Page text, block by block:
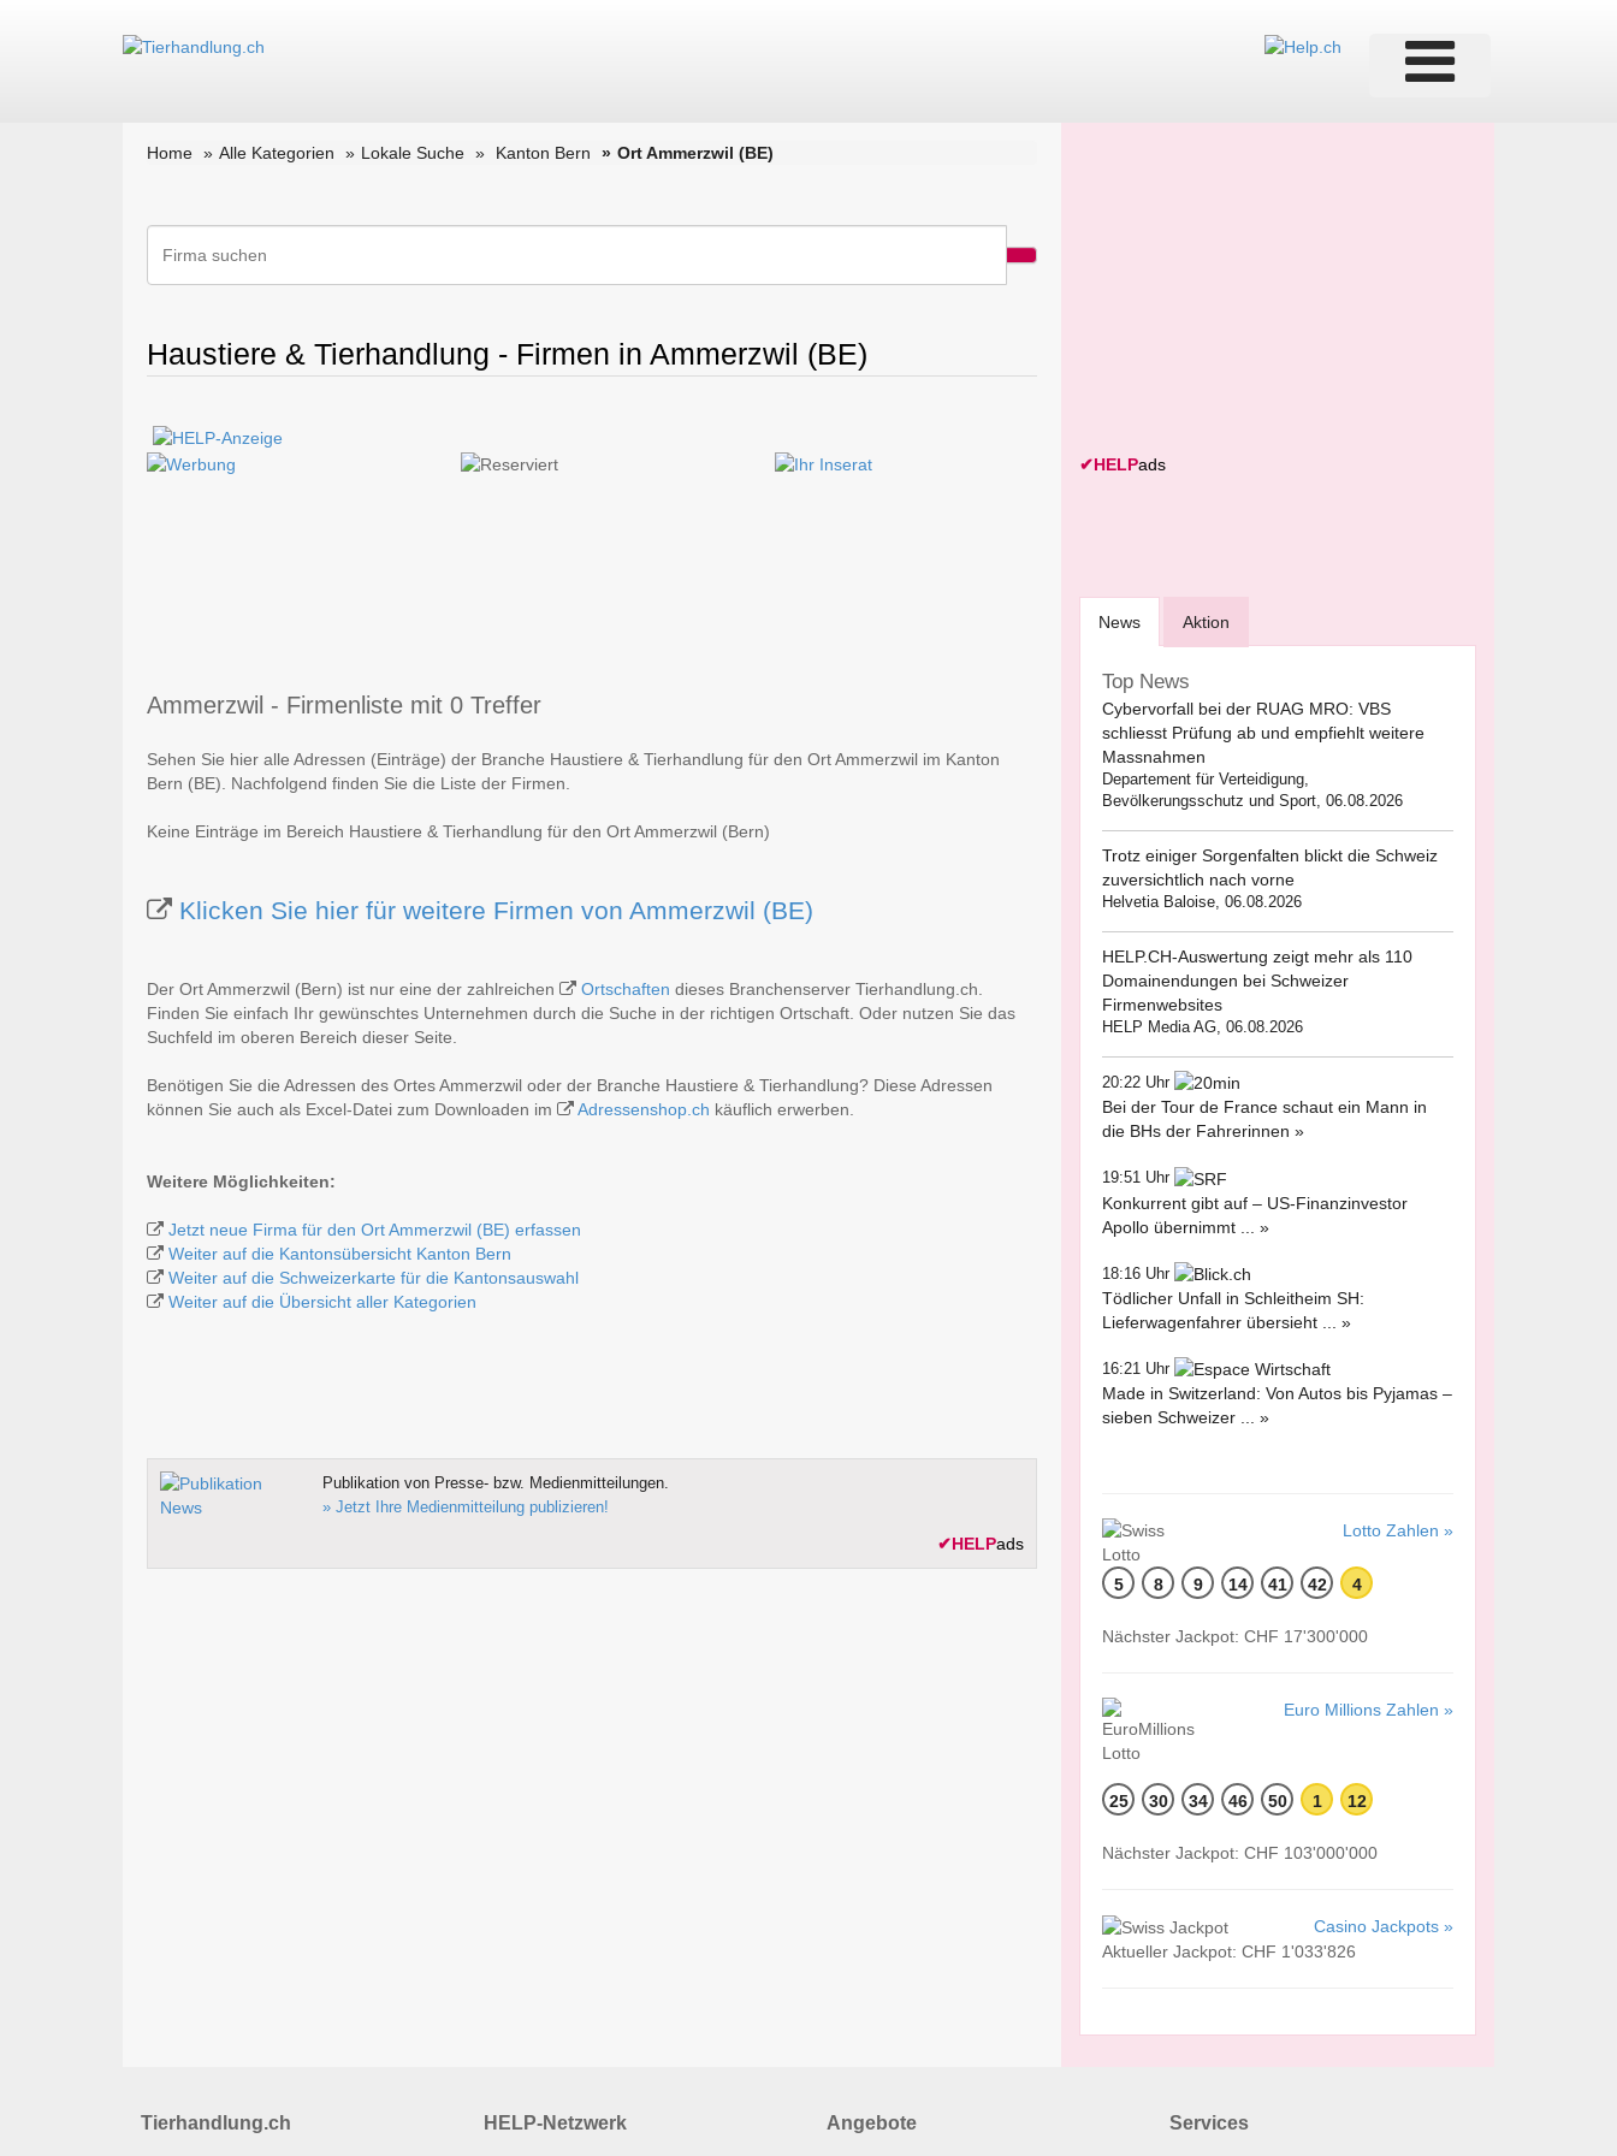
Home Alle Kategorien Lokale Suche Kanton Bern Ort Ammerzwil (BE)
Haustiere & Tierhandlung - Firmen in Ammerzwil (BE)
Ammerzwil - Firmenliste mit 0 Treffer
Sehen Sie hier alle Adressen (Einträge) der Branche Haustiere & Tierhandlung für den Ort Ammerzwil im Kanton
Bern (BE). Nachfolgend finden Sie die Liste der Firmen.
Keine Einträge im Bereich Haustiere & Tierhandlung für den Ort Ammerzwil (Bern)
Klicken Sie hier für weitere Firmen von Ammerzwil (BE)
Der Ort Ammerzwil (Bern) ist nur eine der zahlreichen Ortschaften dieses Branchenserver Tierhandlung.ch.
Finden Sie einfach Ihr gewünschtes Unternehmen durch die Suche in der richtigen Ortschaft. Oder nutzen Sie das
Suchfeld im oberen Bereich dieser Seite.
Benötigen Sie die Adressen des Ortes Ammerzwil oder der Branche Haustiere & Tierhandlung? Diese Adressen
können Sie auch als Excel-Datei zum Downloaden im
Adressenshop.ch käuflich erwerben.
Weitere Möglichkeiten:
Jetzt neue Firma für den Ort Ammerzwil (BE) erfassen
Weiter auf die Kantonsübersicht Kanton Bern
Weiter auf die Schweizerkarte für die Kantonsauswahl
Weiter auf die Übersicht aller Kategorien
Publikation von Presse- bzw. Medienmitteilungen.
» Jetzt Ihre Medienmitteilung publizieren!
✔HELPads
✔HELPads
News Aktion
Top News
Cybervorfall bei der RUAG MRO: VBS
schliesst Prüfung ab und empfiehlt weitere
Massnahmen
Departement für Verteidigung,
Bevölkerungsschutz und Sport, 06.08.2026
Trotz einiger Sorgenfalten blickt die Schweiz
zuversichtlich nach vorne
Helvetia Baloise, 06.08.2026
HELP.CH-Auswertung zeigt mehr als 110
Domainendungen bei Schweizer
Firmenwebsites
HELP Media AG, 06.08.2026
20:22 Uhr
Bei der Tour de France schaut ein Mann in
die BHs der Fahrerinnen »
19:51 Uhr
Konkurrent gibt auf – US-Finanzinvestor
Apollo übernimmt ... »
18:16 Uhr
Tödlicher Unfall in Schleitheim SH:
Lieferwagenfahrer übersieht ... »
16:21 Uhr
Made in Switzerland: Von Autos bis Pyjamas –
sieben Schweizer ... »
Lotto Zahlen »
5 8 9 14 41 42 4
Nächster Jackpot: CHF 17'300'000
Euro Millions Zahlen »
25 30 34 46 50 1 12
Nächster Jackpot: CHF 103'000'000
Casino Jackpots »
Aktueller Jackpot: CHF 1'033'826
Tierhandlung.ch HELP-Netzwerk Angebote Services